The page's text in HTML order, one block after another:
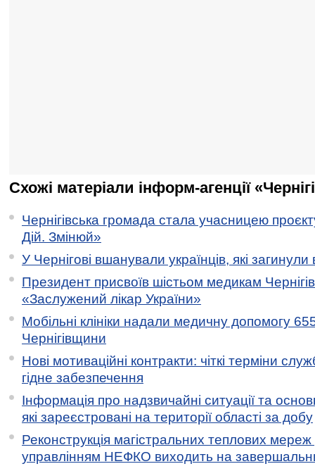
Схожі матеріали інформ-агенції
Чернігівська громада стала учасницею
Дій. Змінюй»
У Чернігові вшанували українців, які загинули
Президент присвоїв шістьом медикам
«Заслужений лікар України»
Мобільні клініки надали медичну допомогу
Чернігівщини
Нові мотиваційні контракти: чіткі терміни
гідне забезпечення
Інформація про надзвичайні ситуації та
які зареєстровані на території області за добу
Реконструкція магістральних теплових мереж
управлінням НЕФКО виходить на